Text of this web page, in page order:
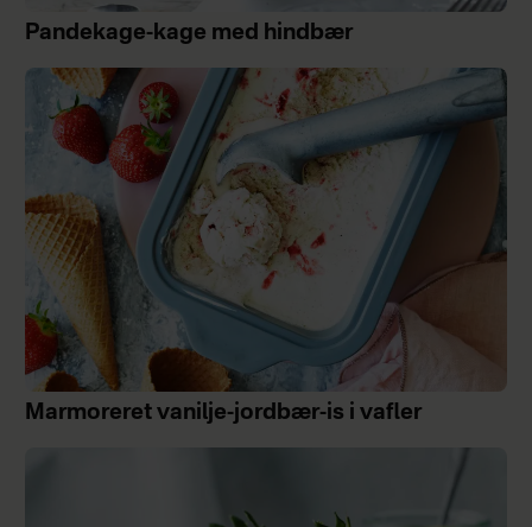
Pandekage-kage med hindbær
Marmoreret vanilje-jordbær-is i vafler